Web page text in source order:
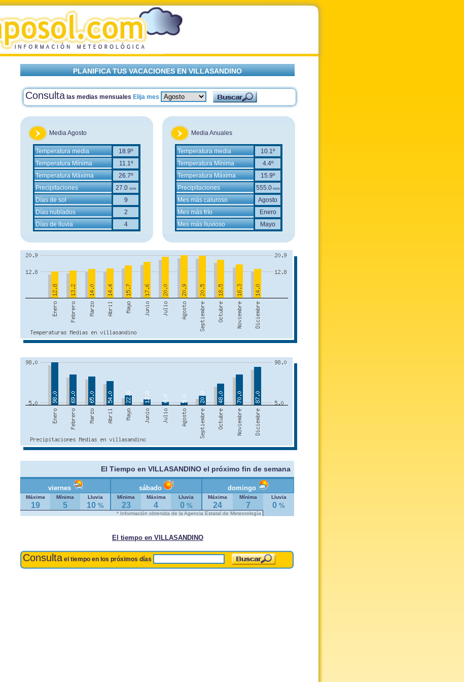
PLANIFICA TUS VACACIONES EN VILLASANDINO
Consulta las medias mensuales Elija mes
Media Agosto
Temperatura media
18.9º
Temperatura Mínima
11.1º
Temperatura Máxima
26.7º
Precipitaciones
27.0 mm
Días de sol
9
Días nublados
2
Días de lluvia
4
Media Anuales
Temperatura media
10.1º
Temperatura Mínima
4.4º
Temperatura Máxima
15.9º
Precipitaciones
555.0mm
Mes más caluroso
Agosto
Mes más frío
Enero
Mes más lluvioso
Mayo
El Tiempo en VILLASANDINO el próximo fin de semana
viernes sábado domingo
Máxima Mínima Lluvia Mínima Máxima Lluvia Máxima Mínima Lluvia
19 5 10 % 23 4 0 % 24 7 0 %
* Información obtenida de la Agencia Estatal de Meteorología
El tiempo en VILLASANDINO
Consulta el tiempo en los próximos días